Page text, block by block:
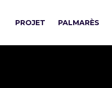
PROJET PALMARÈS